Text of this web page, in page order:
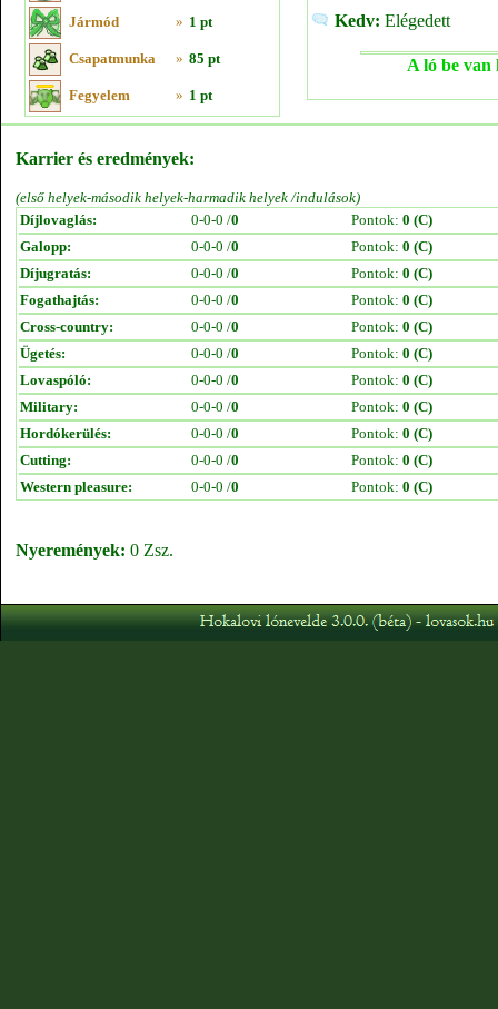
Jármód » 1 pt
Csapatmunka » 85 pt
Fegyelem » 1 pt
Kedv: Elégedett
A ló be van
Karrier és eredmények:
(első helyek-második helyek-harmadik helyek /indulások)
Díjlovaglás:
0-0-0 /0 Pontok: 0 (C)
Galopp:
0-0-0 /0 Pontok: 0 (C)
Díjugratás:
0-0-0 /0 Pontok: 0 (C)
Fogathajtás:
0-0-0 /0 Pontok: 0 (C)
Cross-country:
0-0-0 /0 Pontok: 0 (C)
Ügetés:
0-0-0 /0 Pontok: 0 (C)
Lovaspóló:
0-0-0 /0 Pontok: 0 (C)
Military:
0-0-0 /0 Pontok: 0 (C)
Hordókerülés:
0-0-0 /0 Pontok: 0 (C)
Cutting:
0-0-0 /0 Pontok: 0 (C)
Western pleasure:
0-0-0 /0 Pontok: 0 (C)
Nyeremények: 0 Zsz.